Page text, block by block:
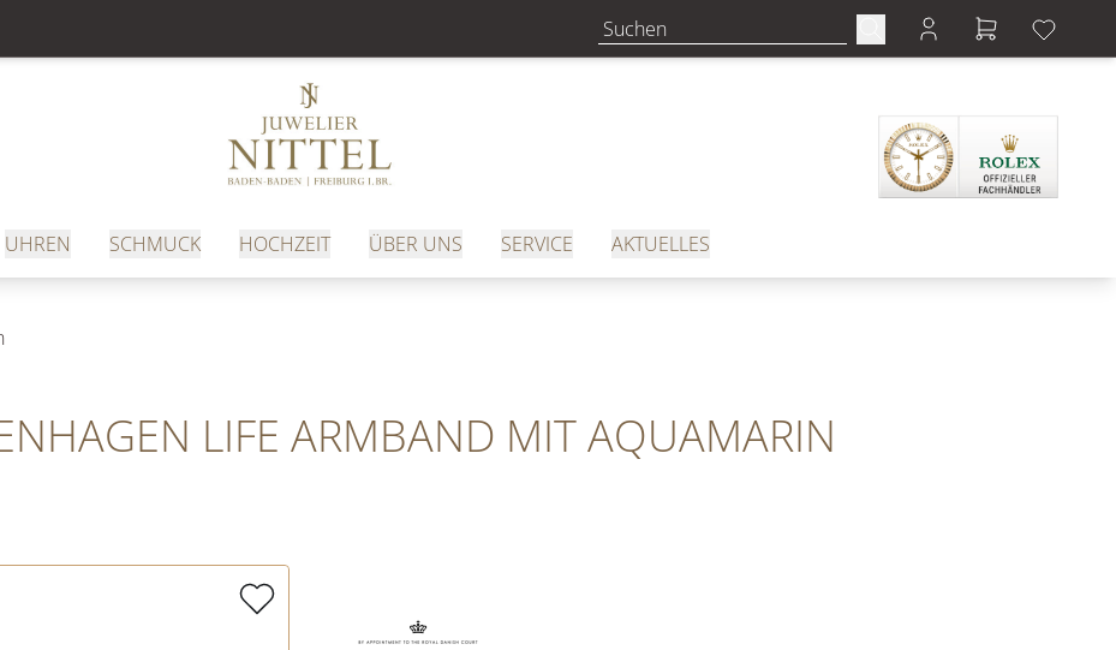
UHREN SCHMUCK HOCHZEIT ÜBER UNS SERVICE AKTUELLES
LIFE ARMBAND MIT AQUAMARIN